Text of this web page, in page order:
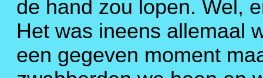
de hand zou lopen. Wel,
Het was ineens allemaal
een gegeven moment